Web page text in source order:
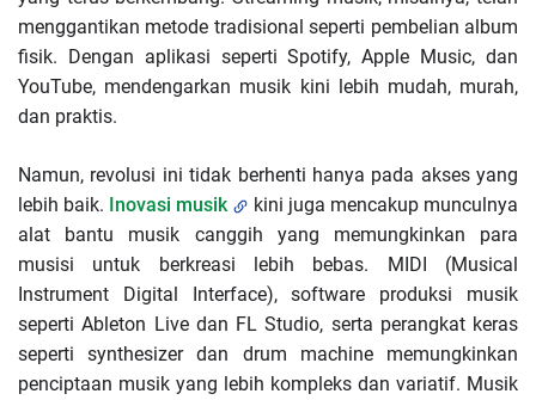
menggantikan metode tradisional seperti pembelian album
fisik. Dengan aplikasi seperti Spotify, Apple Music, dan
YouTube, mendengarkan musik kini lebih mudah, murah,
dan praktis.
Namun, revolusi ini tidak berhenti hanya pada akses yang
lebih baik. Inovasi musik
kini juga mencakup munculnya
alat bantu musik canggih yang memungkinkan para
musisi untuk berkreasi lebih bebas. MIDI (Musical
Instrument Digital Interface), software produksi musik
seperti Ableton Live dan FL Studio, serta perangkat keras
seperti synthesizer dan drum machine memungkinkan
penciptaan musik yang lebih kompleks dan variatif. Musik